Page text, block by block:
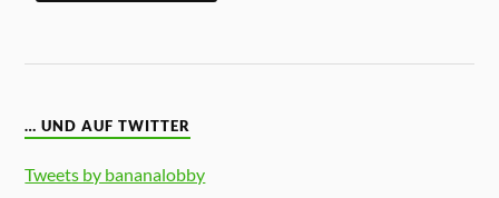
… UND AUF TWITTER
Tweets by bananalobby